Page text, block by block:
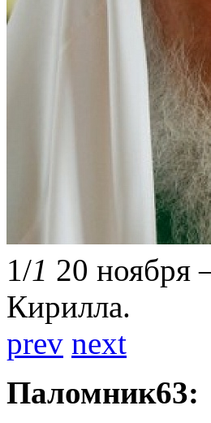
1/1 20 ноября
Кирилла.
prev next
Паломник63: